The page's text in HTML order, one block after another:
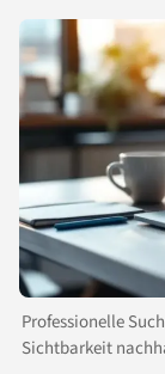
Professionelle
Sichtbarkeit